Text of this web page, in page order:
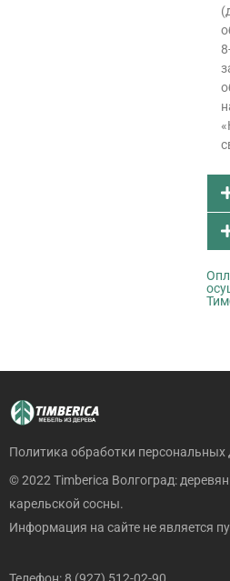
Политика обработки персональных
© 2022 Timberica Волгоград:
карельской сосны.
Информация на сайте не является
Телефон: 8 (927) 512-02-90